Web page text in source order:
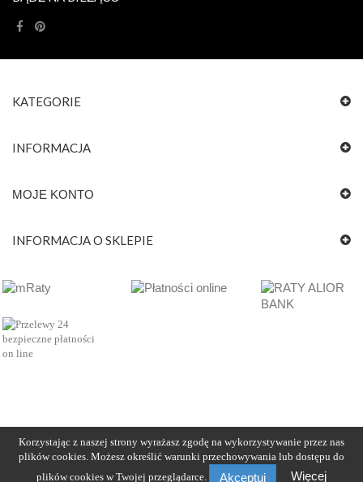
KATEGORIE
INFORMACJA
MOJE KONTO
INFORMACJA O SKLEPIE
Korzystając z naszej strony wyrażasz zgodę na wykorzystywanie przez nas
plików cookies. Możesz określić warunki przechowywania lub dostępu do
plików cookies w Twojej przeglądarce.
Akceptuj Więcej